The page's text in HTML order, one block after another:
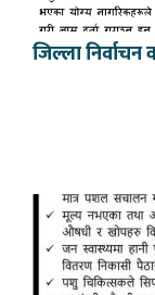
जिल्ला